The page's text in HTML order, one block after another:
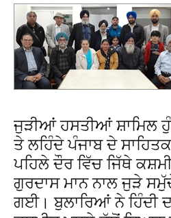
ਜੁੜੀਆਂ ਹਸਤੀਆਂ ਸ਼ਾਮਿਲ
ਤੇ ਲਹਿੰਦੇ ਪੰਜਾਬ ਦੇ
ਪਹਿਲੇ ਦੌਰ ਵਿੱਚ ਜਿੱਥੇ
ਗੁਰਦਾਸ ਮਾਨ ਨਾਲ ਜੁੜੇ
ਗਈ। ਬੁਲਾਰਿਆਂ ਨੇ ਹਿੰਦੀ